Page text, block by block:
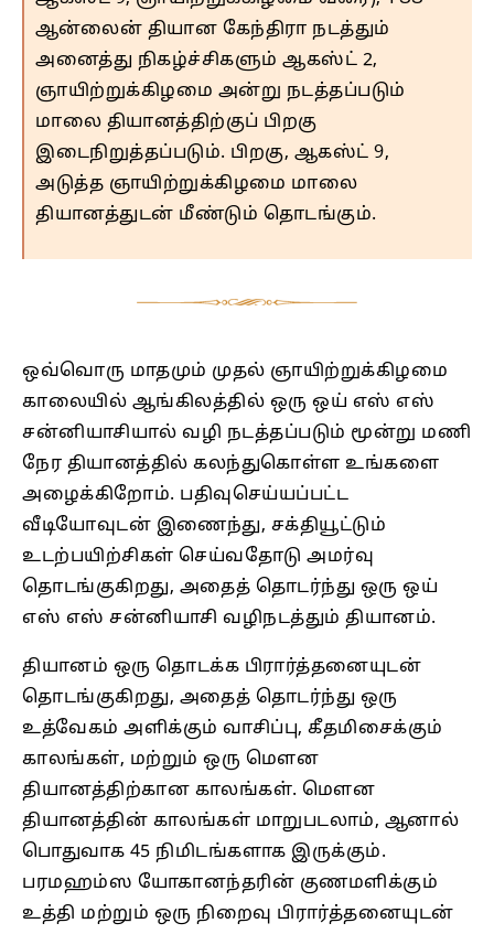
ஆன்லைன் தியான கேந்திரா நடத்தும்
அனைத்து நிகழ்ச்சிகளும் ஆகஸ்ட் 2,
ஞாயிற்றுக்கிழமை அன்று நடத்தப்படும்
மாலை தியானத்திற்குப் பிறகு
இடைநிறுத்தப்படும். பிறகு, ஆகஸ்ட் 9,
அடுத்த ஞாயிற்றுக்கிழமை மாலை
தியானத்துடன் மீண்டும் தொடங்கும்.
ஒவ்வொரு மாதமும் முதல் ஞாயிற்றுக்கிழமை
காலையில் ஆங்கிலத்தில் ஒரு ஒய் எஸ் எஸ்
சன்னியாசியால் வழி நடத்தப்படும் மூன்று மணி
நேர தியானத்தில் கலந்துகொள்ள உங்களை
அழைக்கிறோம். பதிவுசெய்யப்பட்ட
வீடியோவுடன் இணைந்து, சக்தியூட்டும்
உடற்பயிற்சிகள் செய்வதோடு அமர்வு
தொடங்குகிறது, அதைத் தொடர்ந்து ஒரு ஒய்
எஸ் எஸ் சன்னியாசி வழிநடத்தும் தியானம்.
தியானம் ஒரு தொடக்க பிரார்த்தனையுடன்
தொடங்குகிறது, அதைத் தொடர்ந்து ஒரு
உத்வேகம் அளிக்கும் வாசிப்பு, கீதமிசைக்கும்
காலங்கள், மற்றும் ஒரு மெளன
தியானத்திற்கான காலங்கள். மௌன
தியானத்தின் காலங்கள் மாறுபடலாம், ஆனால்
பொதுவாக 45 நிமிடங்களாக இருக்கும்.
பரமஹம்ஸ யோகானந்தரின் குணமளிக்கும்
உத்தி மற்றும் ஒரு நிறைவு பிரார்த்தனையுடன்